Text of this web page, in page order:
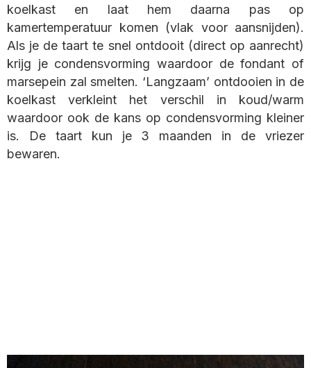
koelkast en laat hem daarna pas op
kamertemperatuur komen (vlak voor aansnijden).
Als je de taart te snel ontdooit (direct op aanrecht)
krijg je condensvorming waardoor de fondant of
marsepein zal smelten. ‘Langzaam’ ontdooien in de
koelkast verkleint het verschil in koud/warm
waardoor ook de kans op condensvorming kleiner
is. De taart kun je 3 maanden in de vriezer
bewaren.